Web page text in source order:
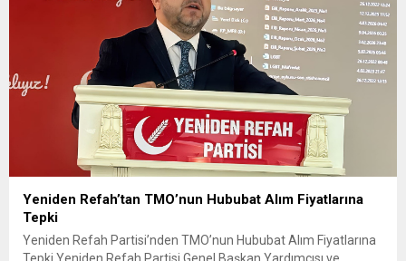
Yeniden Refah’tan TMO’nun Hububat Alım Fiyatlarına
Tepki
Yeniden Refah Partisi’nden TMO’nun Hububat Alım Fiyatlarına
Tepki Yeniden Refah Partisi Genel Başkan Yardımcısı ve